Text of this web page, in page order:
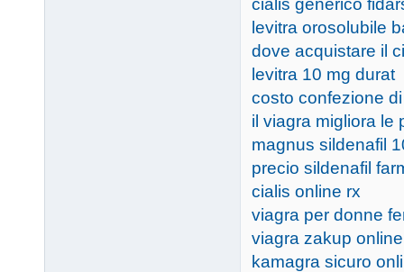
levitra orosolubile
dove acquistare il
levitra 10 mg durat
costo confezione
il viagra migliora le
magnus sildenafil
precio sildenafil
cialis online rx
viagra per donne
viagra zakup online
kamagra sicuro